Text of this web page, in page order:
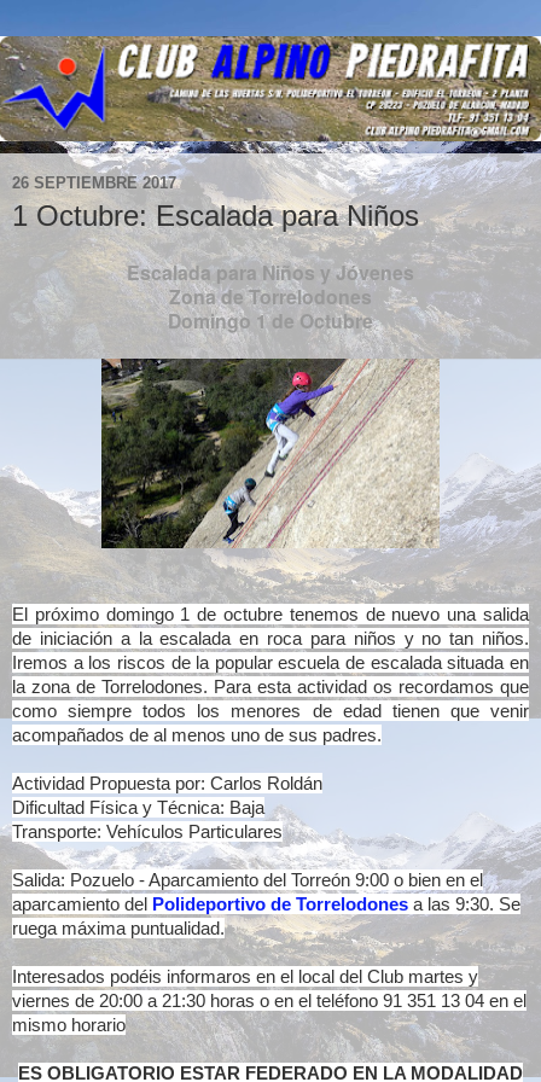
26 SEPTIEMBRE 2017
1 Octubre: Escalada para Niños
Escalada para Niños y Jóvenes
Zona de Torrelodones
Domingo 1 de Octubre
El próximo domingo 1 de octubre tenemos de nuevo una salida
de iniciación a la escalada en roca para niños y no tan niños.
Iremos a los riscos de la popular escuela de escalada situada en
la zona de Torrelodones. Para esta actividad os recordamos que
como siempre todos los menores de edad tienen que venir
acompañados de al menos uno de sus padres.
Actividad Propuesta por: Carlos Roldán
Dificultad Física y Técnica: Baja
Transporte: Vehículos Particulares
Salida: Pozuelo - Aparcamiento del Torreón 9:00 o bien en el
aparcamiento del Polideportivo de Torrelodones a las 9:30. Se
ruega máxima puntualidad.
Interesados podéis informaros en el local del Club martes y
viernes de 20:00 a 21:30 horas o en el teléfono 91 351 13 04 en el
mismo horario
ES OBLIGATORIO ESTAR FEDERADO EN LA MODALIDAD